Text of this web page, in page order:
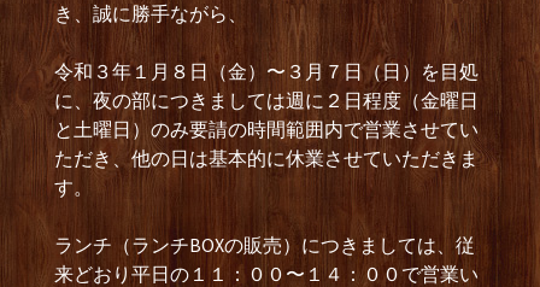
き、誠に勝手ながら、
令和３年１月８日（金）〜３月７日（日）を目処
に、夜の部につきましては週に２日程度（金曜日
と土曜日）のみ要請の時間範囲内で営業させてい
ただき、他の日は基本的に休業させていただきま
す。
ランチ（ランチBOXの販売）につきましては、従
来どおり平日の１１：００〜１４：００で営業い